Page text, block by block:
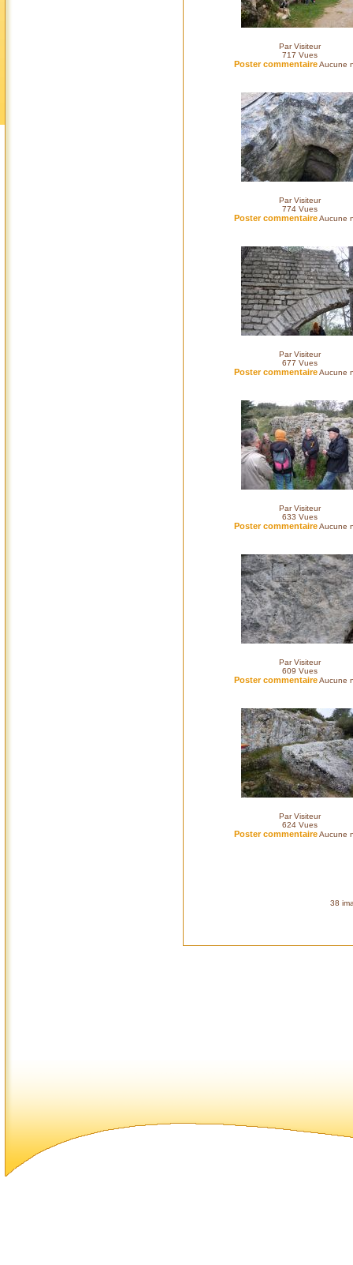
Par Visiteur
717 Vues
Poster commentaireAucune
Par Visiteur
774 Vues
Poster commentaireAucune
Par Visiteur
677 Vues
Poster commentaireAucune
Par Visiteur
633 Vues
Poster commentaireAucune
Par Visiteur
609 Vues
Poster commentaireAucune
Par Visiteur
624 Vues
Poster commentaireAucune
38